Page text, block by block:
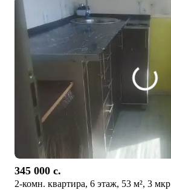
345 000 c.
2-комн. квартира, 6 этаж, 53 м², 3 мкр